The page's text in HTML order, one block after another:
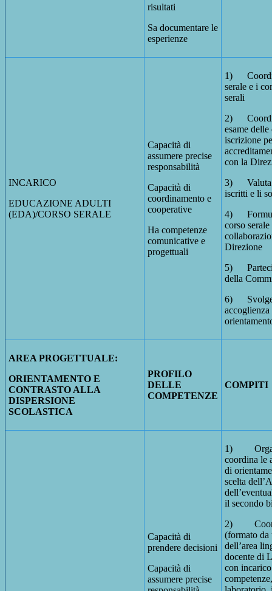
risultati
Sa documentare le
esperienze
INCARICO
EDUCAZIONE ADULTI
(EDA)/CORSO SERALE
Capacità di
assumere precise
responsabilità
Capacità di
coordinamento e
cooperative
Ha competenze
comunicative e
progettuali
1)
serale e i
serali
2)
esame
iscrizione
con la
3) Valuta
iscritti e li
4)
corso
Direzione
5)
della
6) Svolge
accoglienza
AREA PROGETTUALE:
ORIENTAMENTO E
CONTRASTO ALLA
DISPERSIONE
SCOLASTICA
PROFILO
DELLE
COMPETENZE
COMPITI
Capacità di
prendere decisioni
Capacità di
assumere precise
1)
coordina le
di
scelta
il secondo
2)
(formato da
dell’area
docente di
con